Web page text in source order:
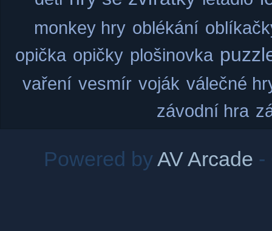
monkey hry oblékání
opička opičky plošinovka
vaření vesmír voják válečné
závodní hra
Powered byAV Arcade -